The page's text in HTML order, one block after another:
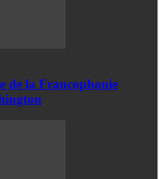
de la Francophonie